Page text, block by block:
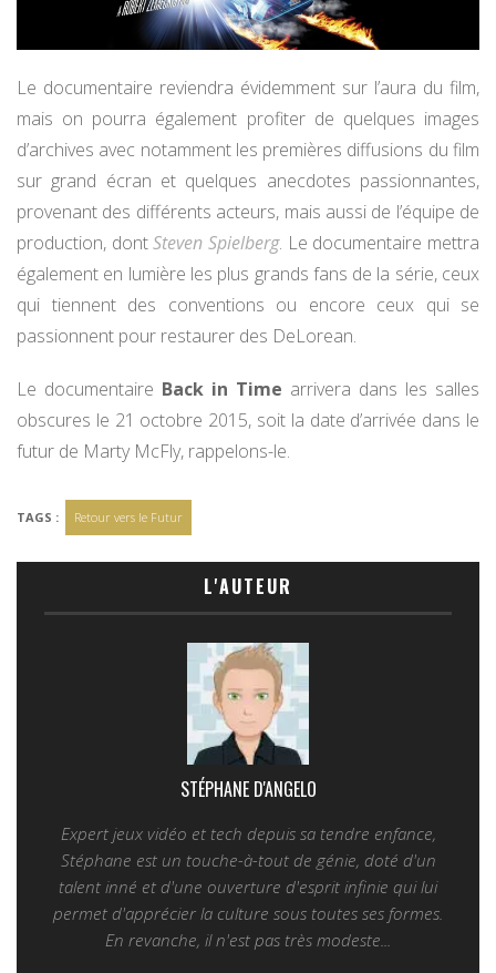
Le documentaire reviendra évidemment sur l’aura du film,
mais on pourra également profiter de quelques images
d’archives avec notamment les premières diffusions du film
sur grand écran et quelques anecdotes passionnantes,
provenant des différents acteurs, mais aussi de l’équipe de
production, dontSteven Spielberg. Le documentaire mettra
également en lumière les plus grands fans de la série, ceux
qui tiennent des conventions ou encore ceux qui se
passionnent pour restaurer des DeLorean.
Le documentaire Back in Time arrivera dans les salles
obscures le 21 octobre 2015, soit la date d’arrivée dans le
futur de Marty McFly, rappelons-le.
TAGS : Retour vers le Futur
L'AUTEUR
STÉPHANE D'ANGELO
Expert jeux vidéo et tech depuis sa tendre enfance,
Stéphane est un touche-à-tout de génie, doté d'un
talent inné et d'une ouverture d'esprit infinie qui lui
permet d'apprécier la culture sous toutes ses formes.
En revanche, il n'est pas très modeste...